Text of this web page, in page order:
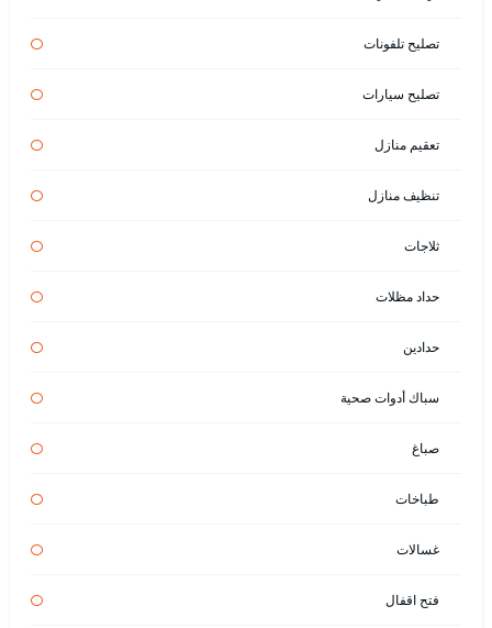
تصليح تلفونات
تصليح سيارات
تعقيم منازل
تنظيف منازل
ثلاجات
حداد مظلات
حدادين
سباك أدوات صحية
صباغ
طباخات
غسالات
فتح اقفال